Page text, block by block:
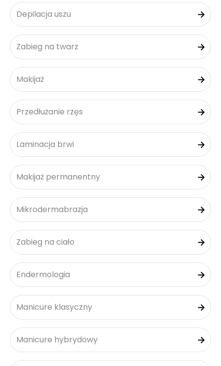
Depilacja uszu
Zabieg na twarz
Makijaż
Przedłużanie rzęs
Laminacja brwi
Makijaż permanentny
Mikrodermabrazja
Zabieg na ciało
Endermologia
Manicure klasyczny
Manicure hybrydowy